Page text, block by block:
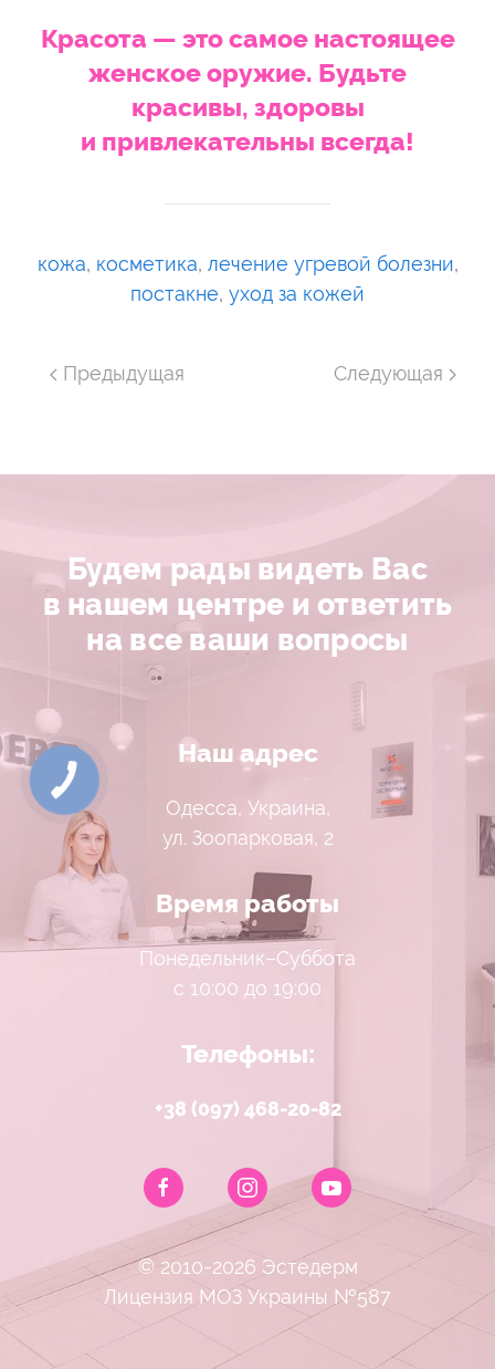
Красота — это самое настоящее
женское оружие. Будьте
красивы, здоровы
и привлекательны всегда!
кожа, косметика, лечение угревой болезни,
постакне, уход за кожей
Предыдущая Следующая
Будем рады видеть Вас
в нашем центре и ответить
на все ваши вопросы
Наш адрес
Одесса, Украина,
ул. Зоопарковая, 2
Время работы
Понедельник–Суббота
с 10:00 до 19:00
Телефоны:
+38 (097) 468-20-82
© 2010-2026 Эстедерм
Лицензия МОЗ Украины №587